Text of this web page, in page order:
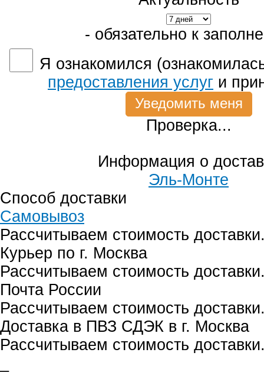
- обязательно к
Я ознакомился
предоставления услуг и
Проверка...
Информация о
Эль-Монте
Способ доставки
Самовывоз
Рассчитываем стоимость
Курьер по г. Москва
Рассчитываем стоимость
Почта России
Рассчитываем стоимость
Доставка в ПВЗ СДЭК в г. Москва
Рассчитываем стоимость